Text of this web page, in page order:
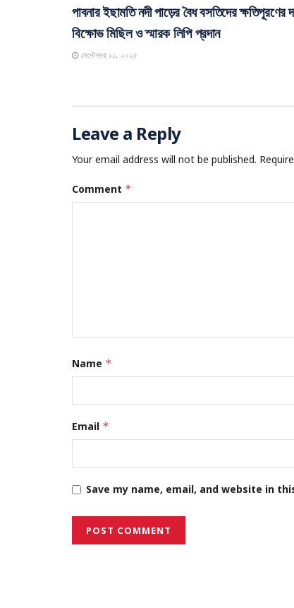
পাবনার ইছামতি নদী পাড়ের বৈধ বসতিদের ক্ষতিপূরণের
বিক্ষোভ মিছিল ও স্মারক লিপি প্রদান
সেপ্টেম্বর ১১, ২০২৫
Leave a Reply
Your email address will not be published.
Comment *
Name *
Email *
Save my name, email, and website in